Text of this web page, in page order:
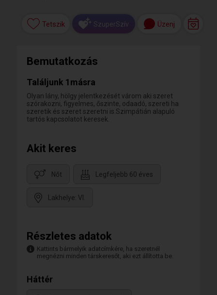
Tetszik SzuperSzív Üzenj
Bemutatkozás
Találjunk 1másra
Olyan lány, hölgy jelentkezését várom aki szeret
szórakozni, figyelmes, őszinte, odaadó, szereti ha
szeretik és szeret szeretni is.Szimpátián alapuló
tartós kapcsolatot keresek.
Akit keres
Nőt Legfeljebb 60 éves
Lakhelye: VI.
Részletes adatok
Kattints bármelyik adatcímkére, ha szeretnél
megnézni minden társkeresőt, aki ezt állította be.
Háttér